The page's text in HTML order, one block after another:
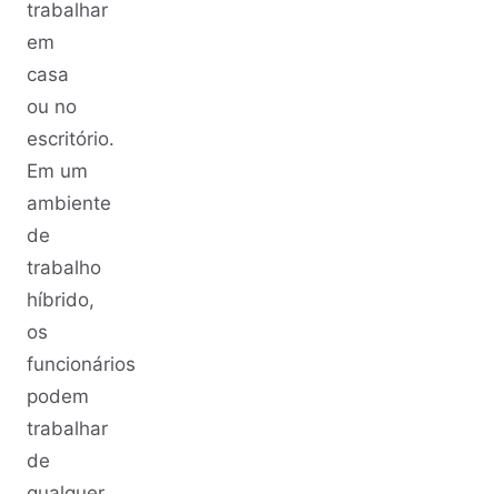
trabalhar
em
casa
ou no
escritório.
Em um
ambiente
de
trabalho
híbrido,
os
funcionários
podem
trabalhar
de